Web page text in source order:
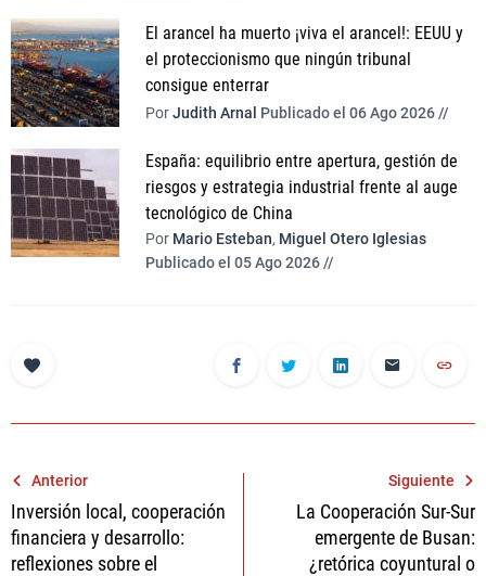
El arancel ha muerto ¡viva el arancel!: EEUU y
el proteccionismo que ningún tribunal
consigue enterrar
PorJudith Arnal Publicado el 06 Ago 2026 //
España: equilibrio entre apertura, gestión de
riesgos y estrategia industrial frente al auge
tecnológico de China
Por Mario Esteban, Miguel Otero Iglesias
Publicado el 05 Ago 2026 //
Navegación
de
entradas
Anterior
Inversión local, cooperación
financiera y desarrollo:
reflexiones sobre el
Siguiente
La Cooperación Sur-Sur
emergente de Busan:
¿retórica coyuntural o